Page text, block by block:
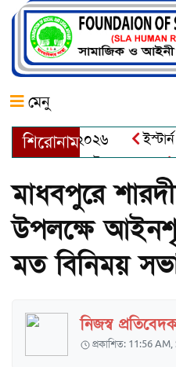
মেনু
শিরোনাম
ইস্টার্ন
খালেক এর ইন্তেকাল
মাধবপুরে
উপলক্ষে
মত বিনিময়
নিজস্ব
প্রকাশিত: 11:56